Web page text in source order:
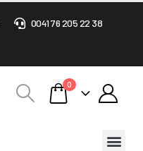
0041 76 205 22 38
0